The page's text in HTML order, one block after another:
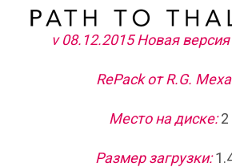
v 08.12.2015 Новая
RePack от R.G.
Место на диске:2
Размер загрузки: